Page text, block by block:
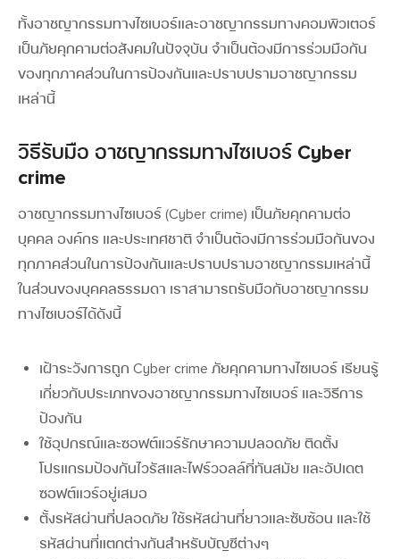
Search
ทั้งอาชญากรรมทางไซเบอร์และอาชญากรรมทางคอมพิวเตอร์
เป็นภัยคุกคามต่อสังคมในปัจจุบัน จำเป็นต้องมีการร่วมมือกัน
ของทุกภาคส่วนในการป้องกันและปราบปรามอาชญากรรม
เหล่านี้
วิธีรับมือ อาชญากรรมทางไซเบอร์ Cyber
crime
อาชญากรรมทางไซเบอร์ (Cyber crime) เป็นภัยคุกคามต่อ
บุคคล องค์กร และประเทศชาติ จำเป็นต้องมีการร่วมมือกันของ
ทุกภาคส่วนในการป้องกันและปราบปรามอาชญากรรมเหล่านี้
ในส่วนของบุคคลธรรมดา เราสามารถรับมือกับอาชญากรรม
ทางไซเบอร์ได้ดังนี้
เฝ้าระวังการถูก Cyber crime ภัยคุกคามทางไซเบอร์ เรียนรู้
เกี่ยวกับประเภทของอาชญากรรมทางไซเบอร์ และวิธีการ
ป้องกัน
ใช้อุปกรณ์และซอฟต์แวร์รักษาความปลอดภัย ติดตั้ง
โปรแกรมป้องกันไวรัสและไฟร์วอลล์ที่ทันสมัย และอัปเดต
ซอฟต์แวร์อยู่เสมอ
ตั้งรหัสผ่านที่ปลอดภัย ใช้รหัสผ่านที่ยาวและซับซ้อน และใช้
รหัสผ่านที่แตกต่างกันสำหรับบัญชีต่างๆ